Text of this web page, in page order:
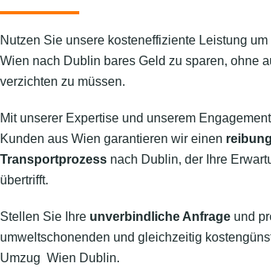
Nutzen Sie unsere kosteneffiziente Leistung
Wien nach Dublin bares Geld zu sparen, ohne
verzichten zu müssen.
Mit unserer Expertise und unserem
Kunden aus Wien garantieren wir einen
Transportprozess nach Dublin, der Ihre
übertrifft.
Stellen Sie Ihre unverbindliche Anfrage und
umweltschonenden und gleichzeitig
Umzug Wien Dublin.